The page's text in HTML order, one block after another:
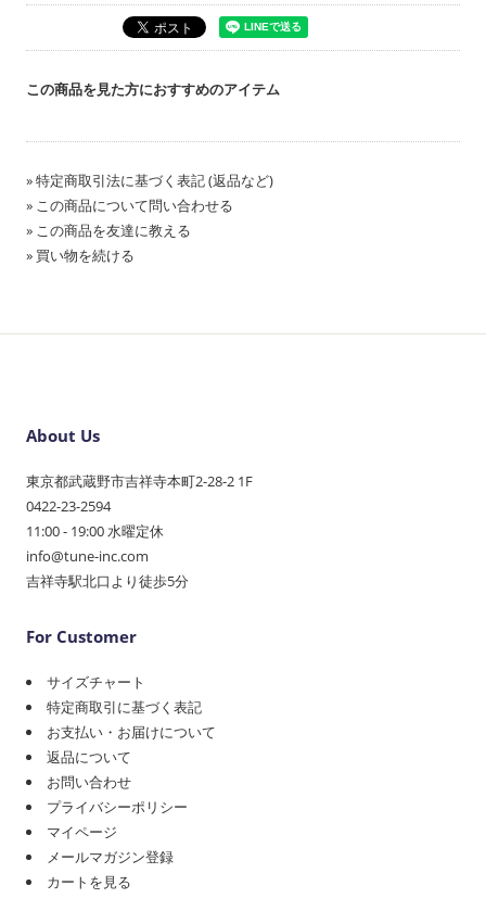
この商品を見た方におすすめのアイテム
» 特定商取引法に基づく表記 (返品など)
» この商品について問い合わせる
» この商品を友達に教える
» 買い物を続ける
About Us
東京都武蔵野市吉祥寺本町2-28-2 1F
0422-23-2594
11:00 - 19:00 水曜定休
info@tune-inc.com
吉祥寺駅北口より徒歩5分
For Customer
サイズチャート
特定商取引に基づく表記
お支払い・お届けについて
返品について
お問い合わせ
プライバシーポリシー
マイページ
メールマガジン登録
カートを見る